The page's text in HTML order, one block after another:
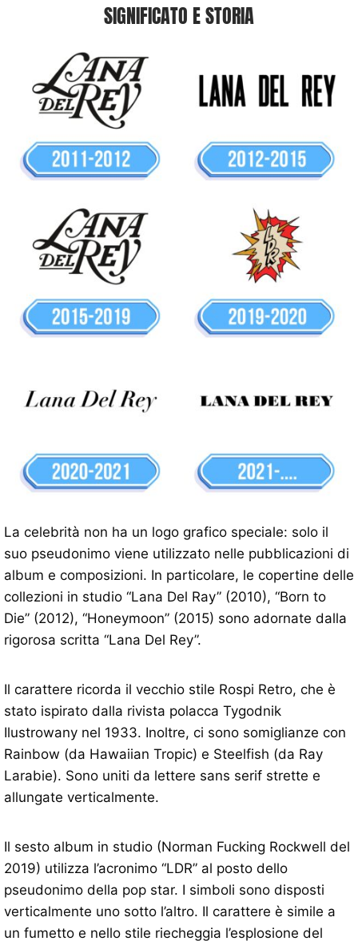
SIGNIFICATO E STORIA
La celebrità non ha un logo grafico speciale: solo il
suo pseudonimo viene utilizzato nelle pubblicazioni di
album e composizioni. In particolare, le copertine delle
collezioni in studio “Lana Del Ray” (2010), “Born to
Die” (2012), “Honeymoon” (2015) sono adornate dalla
rigorosa scritta “Lana Del Rey”.
Il carattere ricorda il vecchio stile Rospi Retro, che è
stato ispirato dalla rivista polacca Tygodnik
Ilustrowany nel 1933. Inoltre, ci sono somiglianze con
Rainbow (da Hawaiian Tropic) e Steelfish (da Ray
Larabie). Sono uniti da lettere sans serif strette e
allungate verticalmente.
Il sesto album in studio (Norman Fucking Rockwell del
2019) utilizza l’acronimo “LDR” al posto dello
pseudonimo della pop star. I simboli sono disposti
verticalmente uno sotto l’altro. Il carattere è simile a
un fumetto e nello stile riecheggia l’esplosione del